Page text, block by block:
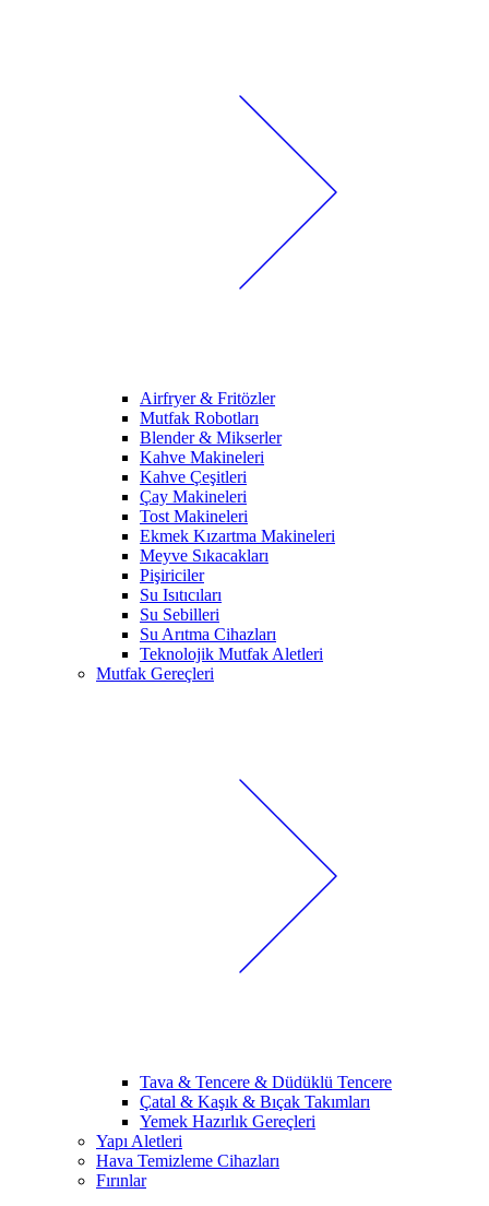
Airfryer & Fritözler
Mutfak Robotları
Blender & Mikserler
Kahve Makineleri
Kahve Çeşitleri
Çay Makineleri
Tost Makineleri
Ekmek Kızartma Makineleri
Meyve Sıkacakları
Pişiriciler
Su Isıtıcıları
Su Sebilleri
Su Arıtma Cihazları
Teknolojik Mutfak Aletleri
Mutfak Gereçleri
Tava & Tencere & Düdüklü Tencere
Çatal & Kaşık & Bıçak Takımları
Yemek Hazırlık Gereçleri
Yapı Aletleri
Hava Temizleme Cihazları
Fırınlar